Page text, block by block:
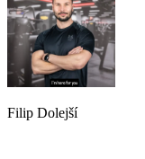
Filip Dolejší